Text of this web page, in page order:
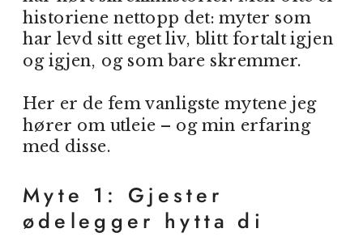
historiene nettopp det: myter som
har levd sitt eget liv, blitt fortalt igjen
og igjen, og som bare skremmer.
Her er de fem vanligste mytene jeg
hører om utleie – og min erfaring
med disse.
Myte 1: Gjester
ødelegger hytta di